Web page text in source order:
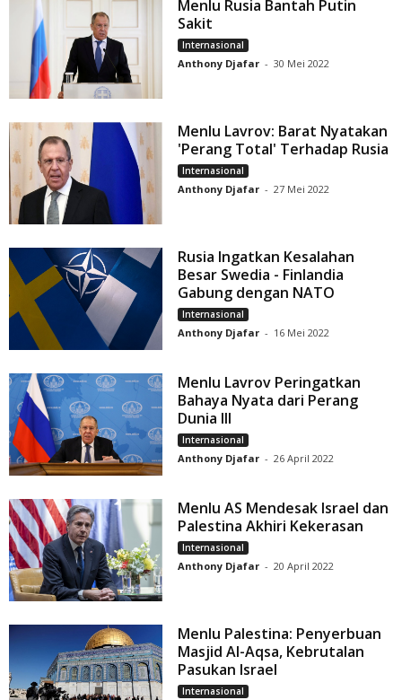
Menlu Rusia Bantah Putin
Sakit
Internasional
Anthony Djafar - 30 Mei 2022
Menlu Lavrov: Barat Nyatakan
'Perang Total' Terhadap Rusia
Internasional
Anthony Djafar - 27 Mei 2022
Rusia Ingatkan Kesalahan
Besar Swedia - Finlandia
Gabung dengan NATO
Internasional
Anthony Djafar - 16 Mei 2022
Menlu Lavrov Peringatkan
Bahaya Nyata dari Perang
Dunia III
Internasional
Anthony Djafar - 26 April 2022
Menlu AS Mendesak Israel dan
Palestina Akhiri Kekerasan
Internasional
Anthony Djafar - 20 April 2022
Menlu Palestina: Penyerbuan
Masjid Al-Aqsa, Kebrutalan
Pasukan Israel
Internasional